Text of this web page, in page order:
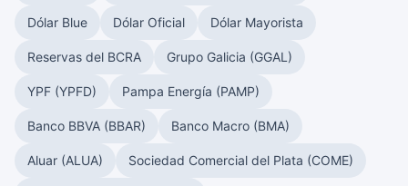
Dólar Blue Dólar Oficial Dólar Mayorista
Reservas del BCRA Grupo Galicia (GGAL)
YPF (YPFD) Pampa Energía (PAMP)
Banco BBVA (BBAR) Banco Macro (BMA)
Aluar (ALUA) Sociedad Comercial del Plata (COME)